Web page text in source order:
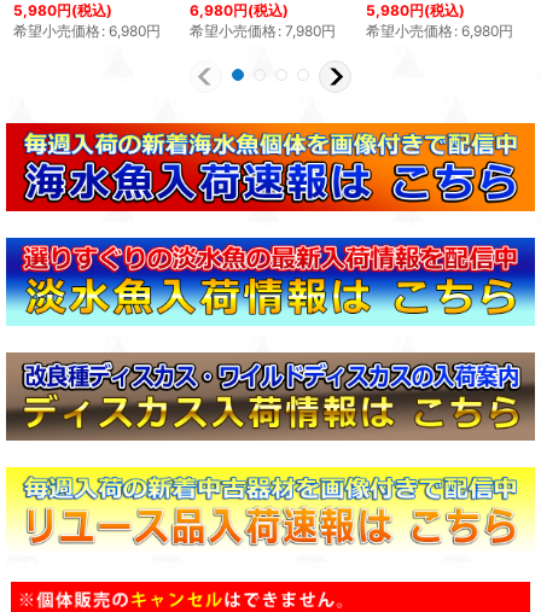
5,980円(税込)
希望小売価格: 6,980円
6,980円(税込)
希望小売価格: 7,980円
5,980円(税込)
希望小売価格: 6,980円